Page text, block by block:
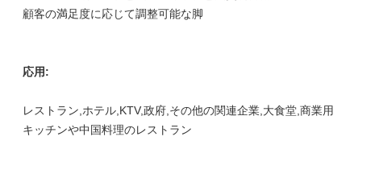
顧客の満足度に応じて調整可能な脚
応用:
レストラン,ホテル,KTV,政府,その他の関連企業,大食堂,商業用
キッチンや中国料理のレストラン